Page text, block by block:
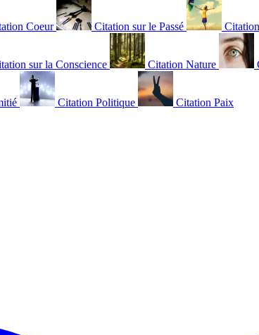
Coeur Citation sur le Passé
sur la Conscience Citation Nature
Citation Politique Citation Paix